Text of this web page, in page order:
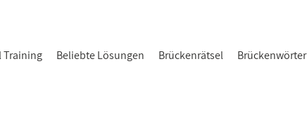
Training Beliebte Lösungen Brückenrätsel Brückenwörter